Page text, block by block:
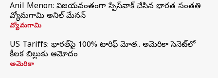
Anil Menon: విజయవంతంగా స్పేస్‌వాక్‌ చేసిన భారత సంతతి
వ్యోమగామి అనిల్‌ మేనన్
వ్యోమగామి
US Tariffs: భారత్‌పై 100% టారిఫ్‌ మోత.. అమెరికా సెనెట్‌లో
కీలక బిల్లుకు ఆమోదం
అమెరికా